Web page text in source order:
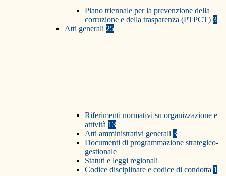
Piano triennale per la prevenzione della
corruzione e della trasparenza (PTPCT) 3
Atti generali 25
Riferimenti normativi su organizzazione e
attività 13
Atti amministrativi generali 3
Documenti di programmazione strategico-
gestionale
Statuti e leggi regionali
Codice disciplinare e codice di condotta 1